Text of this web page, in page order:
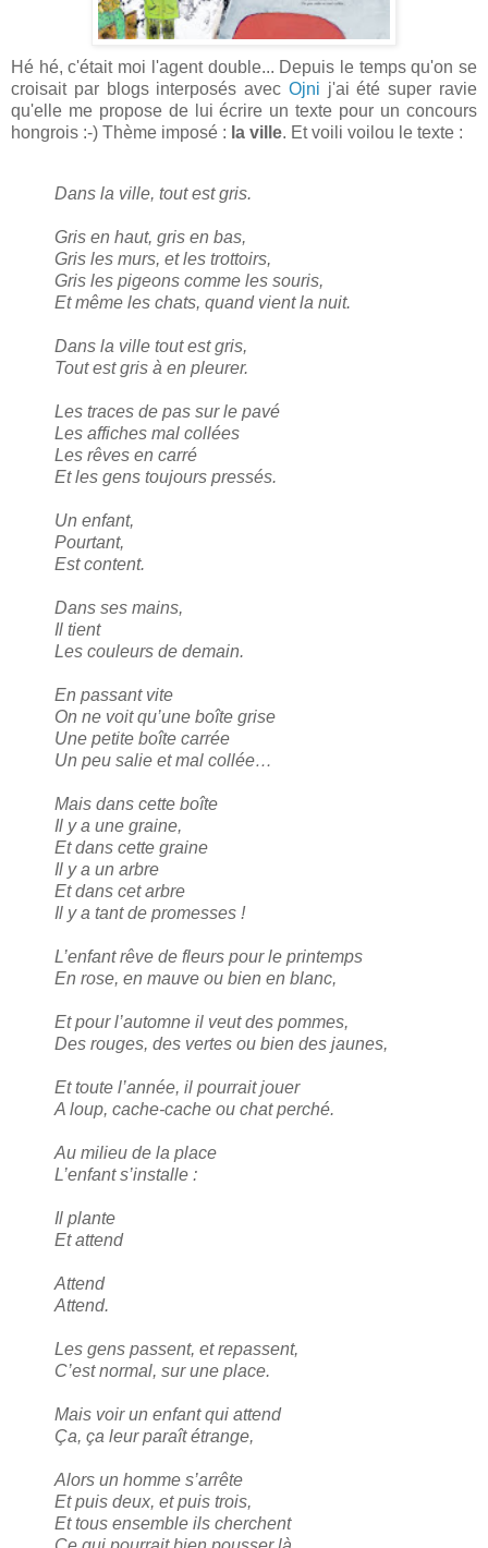
Hé hé, c'était moi l'agent double... Depuis le temps qu'on se
croisait par blogs interposés avec Ojni j'ai été super ravie
qu'elle me propose de lui écrire un texte pour un concours
hongrois :-) Thème imposé : la ville. Et voili voilou le texte :
Dans la ville, tout est gris.
Gris en haut, gris en bas,
Gris les murs, et les trottoirs,
Gris les pigeons comme les souris,
Et même les chats, quand vient la nuit.
Dans la ville tout est gris,
Tout est gris à en pleurer.
Les traces de pas sur le pavé
Les affiches mal collées
Les rêves en carré
Et les gens toujours pressés.
Un enfant,
Pourtant,
Est content.
Dans ses mains,
Il tient
Les couleurs de demain.
En passant vite
On ne voit qu’une boîte grise
Une petite boîte carrée
Un peu salie et mal collée…
Mais dans cette boîte
Il y a une graine,
Et dans cette graine
Il y a un arbre
Et dans cet arbre
Il y a tant de promesses !
L’enfant rêve de fleurs pour le printemps
En rose, en mauve ou bien en blanc,
Et pour l’automne il veut des pommes,
Des rouges, des vertes ou bien des jaunes,
Et toute l’année, il pourrait jouer
A loup, cache-cache ou chat perché.
Au milieu de la place
L’enfant s’installe :
Il plante
Et attend
Attend
Attend.
Les gens passent, et repassent,
C’est normal, sur une place.
Mais voir un enfant qui attend
Ça, ça leur paraît étrange,
Alors un homme s’arrête
Et puis deux, et puis trois,
Et tous ensemble ils cherchent